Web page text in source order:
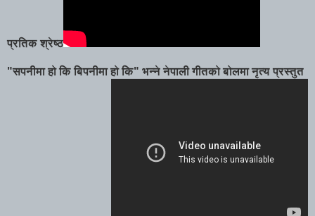
प्रतिक श्रेष्ठ
"सपनीमा हो कि बिपनीमा हो कि" भन्ने नेपाली गीतको बोलमा नृत्य प्रस्तुत